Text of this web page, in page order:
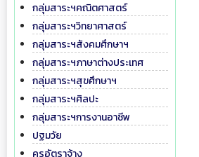
กลุ่มสาระฯคณิตศาสตร์
กลุ่มสาระฯวิทยาศาสตร์
กลุ่มสาระฯสังคมศึกษาฯ
กลุ่มสาระฯภาษาต่างประเทศ
กลุ่มสาระฯสุขศึกษาฯ
กลุ่มสาระฯศิลปะ
กลุ่มสาระฯการงานอาชีพ
ปฐมวัย